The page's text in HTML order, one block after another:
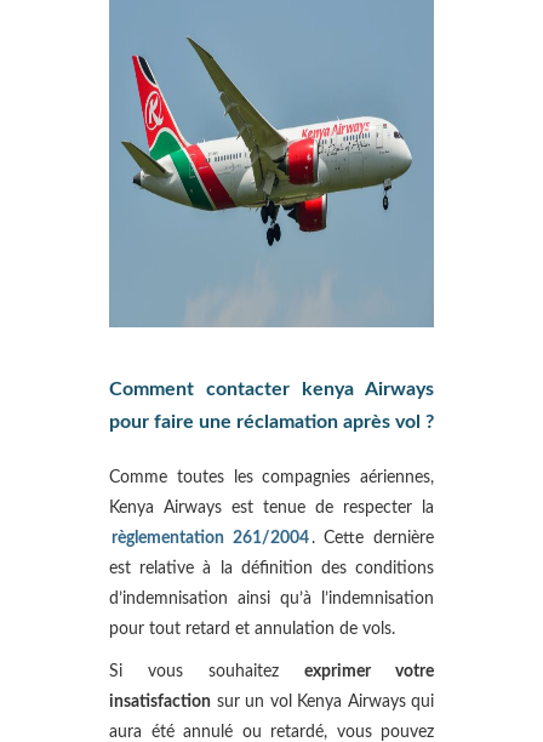
Comment contacter kenya Airways
pour faire une réclamation après vol ?
Comme toutes les compagnies aériennes,
Kenya Airways est tenue de respecter la
règlementation 261/2004 . Cette dernière
est relative à la définition des conditions
d’indemnisation ainsi qu’à l’indemnisation
pour tout retard et annulation de vols.
Si vous souhaitez exprimer votre
insatisfaction sur un vol Kenya Airways qui
aura été annulé ou retardé, vous pouvez